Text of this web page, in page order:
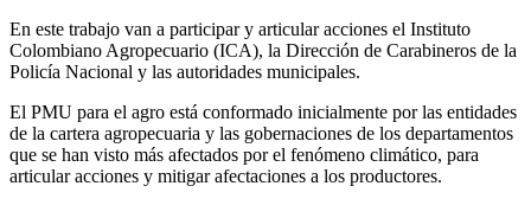
En este trabajo van a participar y articular acciones el Instituto
Colombiano Agropecuario (ICA), la Dirección de Carabineros de la
Policía Nacional y las autoridades municipales.
El PMU para el agro está conformado inicialmente por las entidades
de la cartera agropecuaria y las gobernaciones de los departamentos
que se han visto más afectados por el fenómeno climático, para
articular acciones y mitigar afectaciones a los productores.